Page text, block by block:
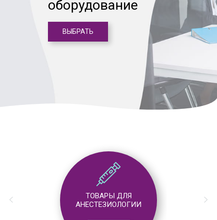
оборудование
ВЫБРАТЬ
ТОВАРЫ ДЛЯ
АНЕСТЕЗИОЛОГИИ